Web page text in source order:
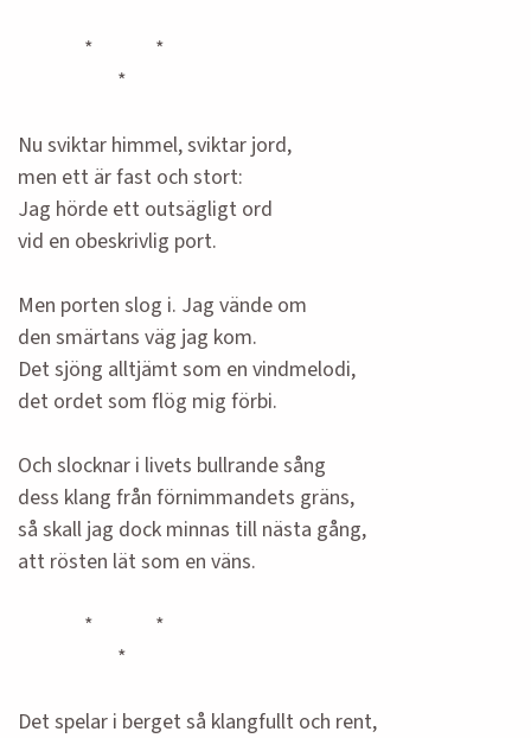
* *
*
Nu sviktar himmel, sviktar jord,
men ett är fast och stort:
Jag hörde ett outsägligt ord
vid en obeskrivlig port.
Men porten slog i. Jag vände om
den smärtans väg jag kom.
Det sjöng alltjämt som en vindmelodi,
det ordet som flög mig förbi.
Och slocknar i livets bullrande sång
dess klang från förnimmandets gräns,
så skall jag dock minnas till nästa gång,
att rösten lät som en väns.
* *
*
Det spelar i berget så klangfullt och rent,